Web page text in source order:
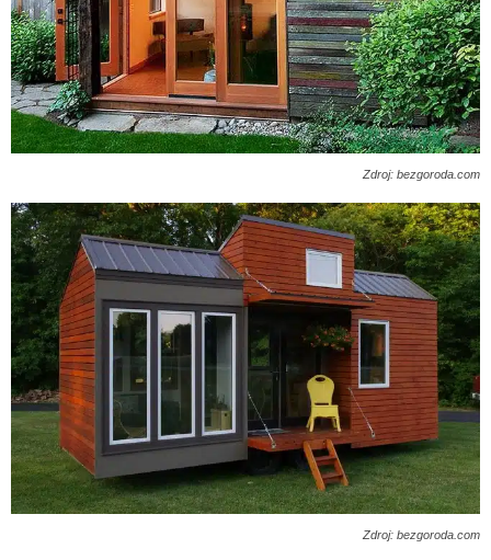
Zdroj: bezgoroda.com
Zdroj: bezgoroda.com